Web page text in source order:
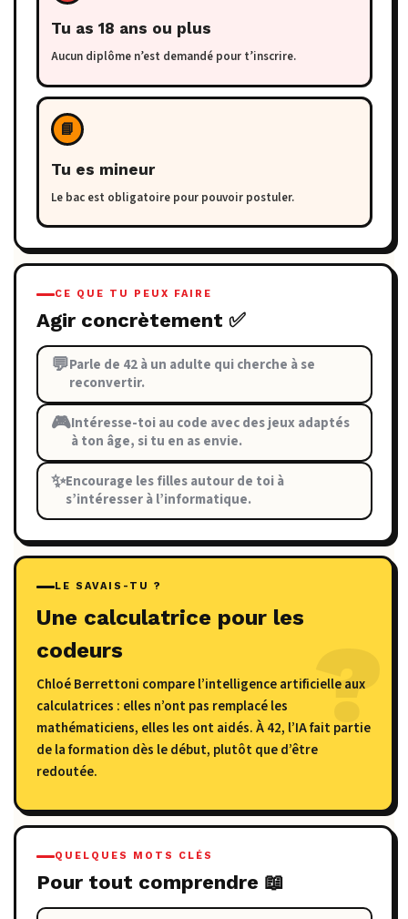
Tu as 18 ans ou plus
Aucun diplôme n’est demandé pour t’inscrire.
📘
Tu es mineur
Le bac est obligatoire pour pouvoir postuler.
CE QUE TU PEUX FAIRE
Agir concrètement ✅
💬Parle de 42 à un adulte qui cherche à se
reconvertir.
🎮Intéresse-toi au code avec des jeux adaptés
à ton âge, si tu en as envie.
✨Encourage les filles autour de toi à
s’intéresser à l’informatique.
LE SAVAIS-TU ?
Une calculatrice pour les
codeurs
Chloé Berrettoni compare l’intelligence artificielle aux
calculatrices : elles n’ont pas remplacé les
mathématiciens, elles les ont aidés. À 42, l’IA fait partie
de la formation dès le début, plutôt que d’être
redoutée.
QUELQUES MOTS CLÉS
Pour tout comprendre 📖